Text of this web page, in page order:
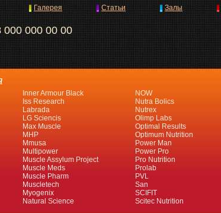
000 000 00 00
Галерея Статьи Залы
Inner Armour Black
Iss Research
Labrada
LG Sciencis
Max Muscle
MHP
Mmusa
Multipower
Muscle Assylum Project
Muscle Meds
Muscle Pharm
Muscletech
Myogenix
Natural Science
NOW
Nutra Bolics
Nutrex
Olimp Labs
Optimal Results
Optimum Nutrition
Power Man
Power Pro
Pro Nutrition
Prolab
PVL
San
SCIFIT
Scitec Nutrition